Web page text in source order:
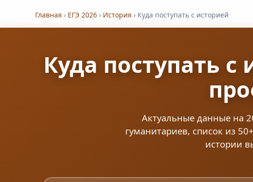
Главная › ЕГЭ 2026 › История › Куда поступать с историей
Куда поступать
Актуальные данные на
гуманитариев, список из
истории